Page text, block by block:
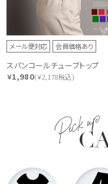
メール便対応 会員価格あり
スパンコールチューブトップ
￥1,980(￥2,178税込)
Pick up